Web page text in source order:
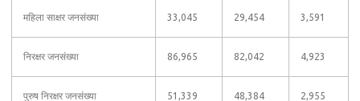
महिला साक्षर जनसंख्या 33,045 29,454 3,591
निरक्षर जनसंख्या 86,965 82,042 4,923
पुरुष निरक्षर जनसंख्या 51,339 48,384 2,955